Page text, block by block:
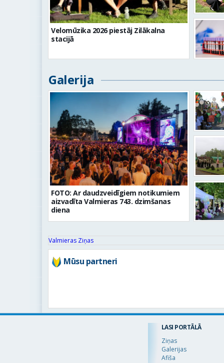
Velomūzika 2026 piestāj Zilākalna
stacijā
Galerija
FOTO: Ar daudzveidīgiem notikumiem
aizvadīta Valmieras 743. dzimšanas
diena
Valmieras Ziņas
Mūsu partneri
LASI PORTĀLĀ
Ziņas
Galerijas
Afiša